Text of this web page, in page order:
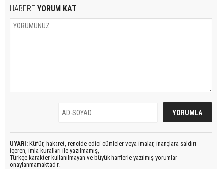
HABERE YORUM KAT
UYARI: Küfür, hakaret, rencide edici cümleler veya imalar, inançlara saldırı
içeren, imla kuralları ile yazılmamış,
Türkçe karakter kullanılmayan ve büyük harflerle yazılmış yorumlar
onaylanmamaktadır.